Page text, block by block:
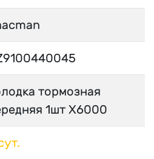
тормозная
1шт Х6000